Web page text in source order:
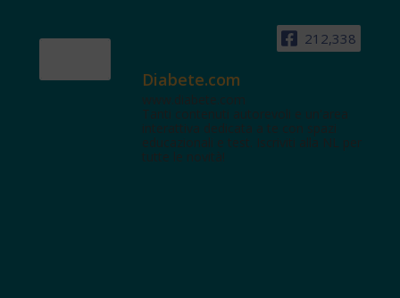
212,338
Diabete.com
www.diabete.com
Tanti contenuti autorevoli e un'area
interattiva dedicata a te con spazi
educazionali e test. Iscriviti alla NL per
tutte le novità!